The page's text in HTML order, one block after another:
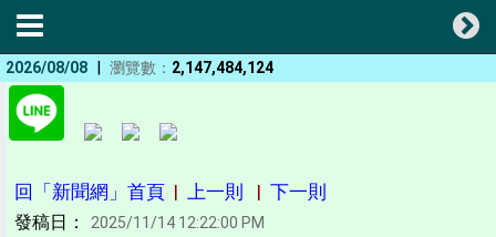
2026/08/08 | 瀏覽數： 2,147,484,124
回「新聞網」首頁 | 上一則 | 下一則
發稿日： 2025/11/14 12:22:00 PM